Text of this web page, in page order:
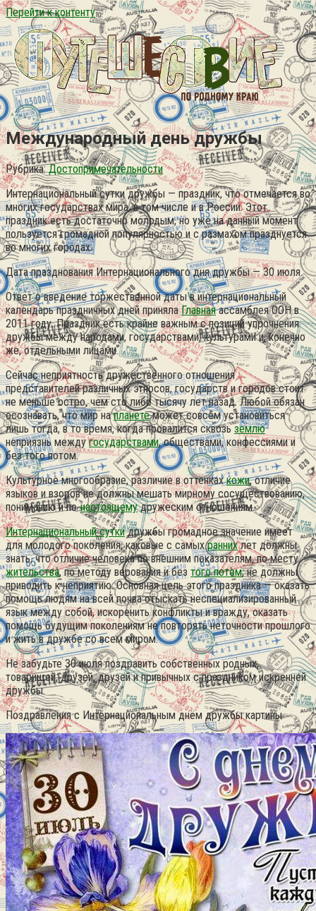
Перейти к контенту
Международный день дружбы
Рубрика: Достопримечательности
Интернациональный сутки дружбы — праздник, что отмечается во
многих государствах мира, в том числе и в России. Этот
праздник есть достаточно молодым, но уже на данный момент
пользуется громадной популярностью и с размахом празднуется
во многих городах.
Дата празднования Интернационального дня дружбы — 30 июля.
Ответ о введение торжественной даты в интернациональный
календарь праздничных дней принялаГлавнаяассамблея ООН в
2011 году. Праздник есть крайне важным с позиций упрочнения
дружбы между народами, государствами, культурами и, конечно
же, отдельными лицами.
Сейчас неприятность дружественного отношения
представителей различных этносов, государств и городов стоит
не меньше остро, чем сто либо тысячу лет назад. Любой обязан
осознавать, что мир напланетеможет совсем установиться
лишь тогда, в то время, когда провалится сквозьземлю
неприязнь междугосударствами, обществами, конфессиями и
без того потом.
Культурное многообразие, различие в оттенкахкожи, отличие
языков и взоров не должны мешать мирному сосуществованию,
пониманию и по-настоящемудружеским отношениям.
Интернациональный суткидружбы громадное значение имеет
для молодого поколения, каковые с самыхраннихлет должны
знать, что отличие человека по внешним показателям, по месту
жительства, по методу верования и без того потом, не должны
приводить к неприятию. Основная цель этого праздника — оказать
помощь людям на всей почва отыскать неспециализированный
язык между собой, искоренить конфликты и вражду, оказать
помощь будущим поколениям не повторять неточности прошлого
и жить в дружбе со всем миром.
Не забудьте 30 июля поздравить собственных родных,
товарищей, друзей, друзей и привычных с праздником искренней
дружбы.
Поздравления с Интернациональным днём дружбы картины